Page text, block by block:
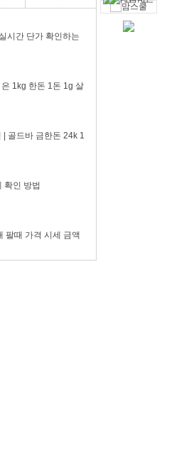
시간 단가 확인하는
1kg 한돈 1돈 1g 살
| 골드바 금한돈 24k 1
확인 방법
팔때 가격 시세 금액